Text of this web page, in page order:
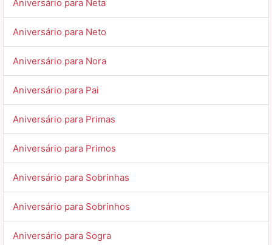
Aniversário para Neta
Aniversário para Neto
Aniversário para Nora
Aniversário para Pai
Aniversário para Primas
Aniversário para Primos
Aniversário para Sobrinhas
Aniversário para Sobrinhos
Aniversário para Sogra